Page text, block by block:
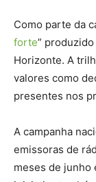
Como parte da
forte”
Horizonte. A
valores como
presentes nos
A campanha
emissoras de
meses de junho